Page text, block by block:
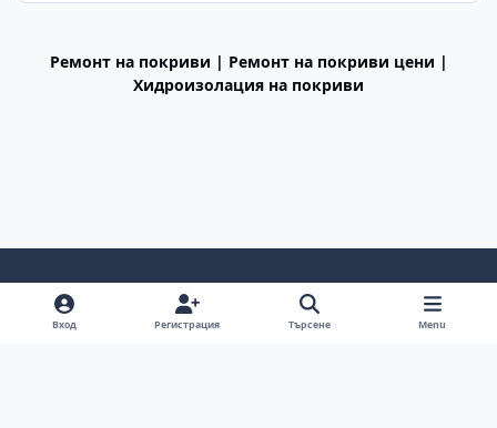
Ремонт на покриви | Ремонт на покриви цени |
Хидроизолация на покриви
Light ModeDark ModeSystem Preference
f
Вход Регистрация Търсене Menu